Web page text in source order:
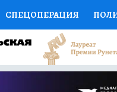
СПЕЦОПЕРАЦИЯ
НАУКА СПЕЦПРОЕКТЫ
РОССИИ